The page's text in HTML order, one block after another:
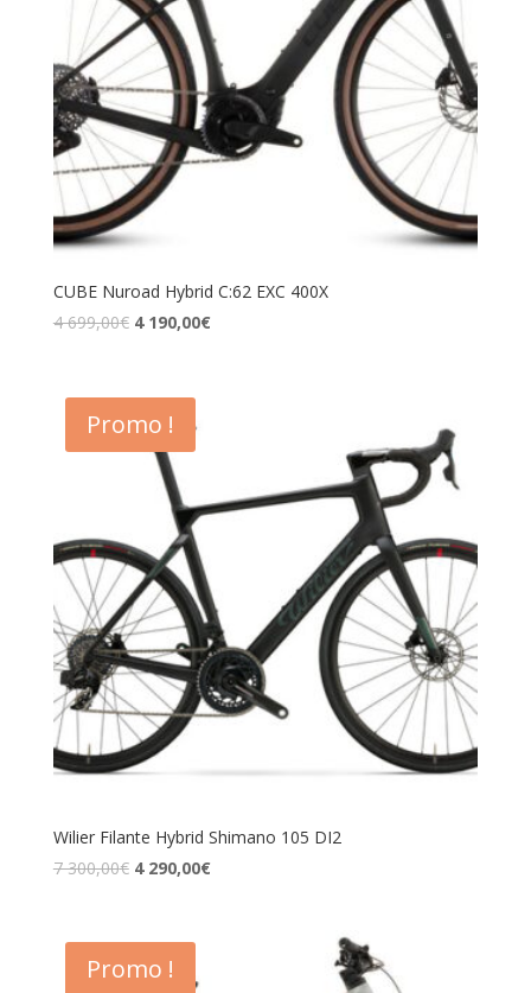
CUBE Nuroad Hybrid C:62 EXC 400X
4 699,00€ 4 190,00€
Promo !
Wilier Filante Hybrid Shimano 105 DI2
7 300,00€ 4 290,00€
Promo !